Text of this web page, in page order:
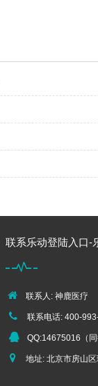
联系乐动登陆入口-
联系人: 神鹿医疗
联系电话: 400-
QQ:14675016（同
地址: 北京市房山